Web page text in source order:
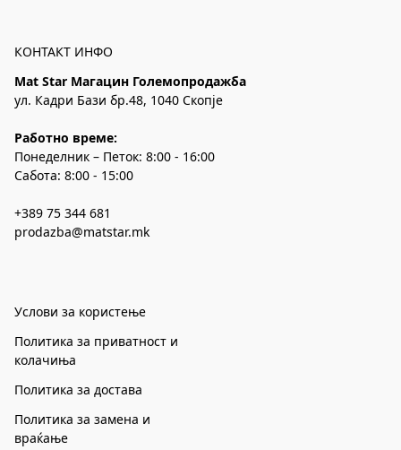
КОНТАКТ ИНФО
Mat Star Магацин Големопродажба
ул. Кадри Бази бр.48, 1040 Скопје
Работно време:
Понеделник – Петок: 8:00 - 16:00
Сабота: 8:00 - 15:00
+389 75 344 681
prodazba@matstar.mk
Услови за користење
Политика за приватност и
колачиња
Политика за достава
Политика за замена и
враќање